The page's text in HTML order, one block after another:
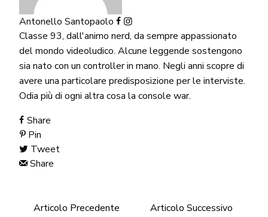
Antonello Santopaolo
Classe 93, dall'animo nerd, da sempre appassionato
del mondo videoludico. Alcune leggende sostengono
sia nato con un controller in mano. Negli anni scopre di
avere una particolare predisposizione per le interviste.
Odia più di ogni altra cosa la console war.
Share
Pin
Tweet
Share
Articolo Precedente
Articolo Successivo